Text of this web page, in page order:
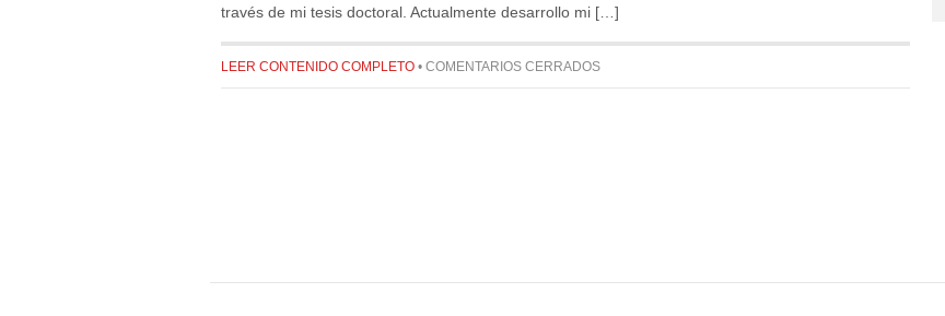
través de mi tesis doctoral. Actualmente desarrollo mi […]
LEER CONTENIDO COMPLETO • COMENTARIOS CERRADOS